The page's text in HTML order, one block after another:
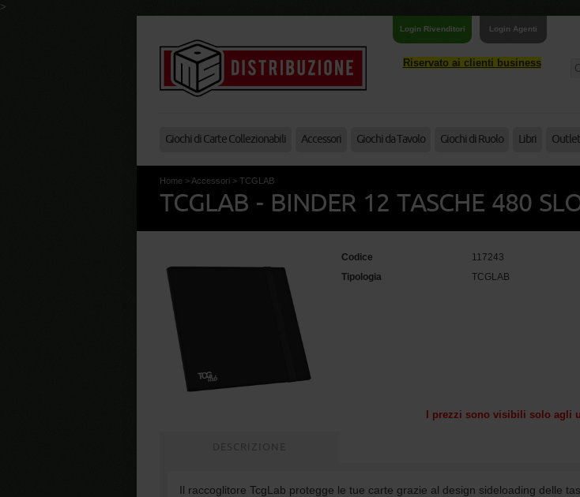
>
Login Rivenditori Login Agenti
Riservato ai clienti business
Giochi di Carte Collezionabili Accessori Giochi da Tavolo Giochi di Ruolo Libri Outlet
Home > Accessori > TCGLAB
TCGLAB - BINDER 12 TASCHE 480
Codice
117243
Tipologia
TCGLAB
I prezzi sono visibili solo agli
Il raccoglitore TcgLab protegge le tue carte grazie al design sideloading delle